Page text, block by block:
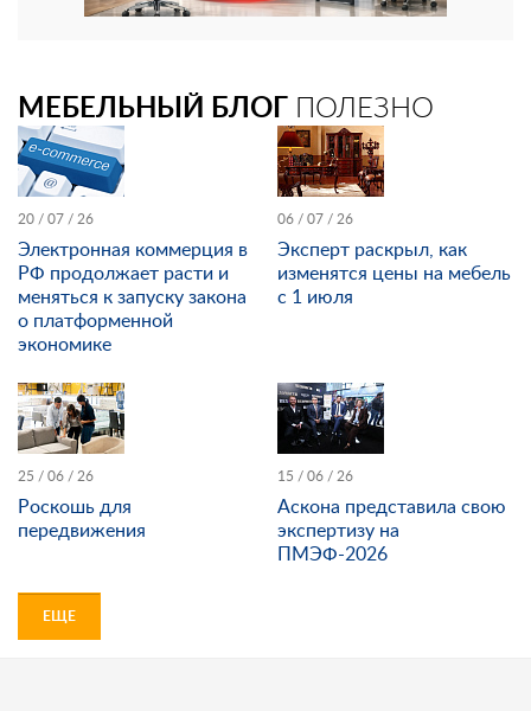
МЕБЕЛЬНЫЙ БЛОГ ПОЛЕЗНО
20 / 07 / 26
Электронная коммерция в
РФ продолжает расти и
меняться к запуску закона
о платформенной
экономике
06 / 07 / 26
Эксперт раскрыл, как
изменятся цены на мебель
с 1 июля
25 / 06 / 26
Роскошь для
передвижения
15 / 06 / 26
Аскона представила свою
экспертизу на
ПМЭФ-2026
ЕЩЕ